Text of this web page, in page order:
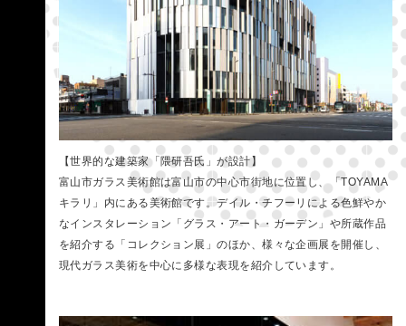
【世界的な建築家「隈研吾氏」が設計】
富山市ガラス美術館は富山市の中心市街地に位置し、「TOYAMA
キラリ」内にある美術館です。デイル・チフーリによる色鮮やか
なインスタレーション「グラス・アート・ガーデン」や所蔵作品
を紹介する「コレクション展」のほか、様々な企画展を開催し、
現代ガラス美術を中心に多様な表現を紹介しています。